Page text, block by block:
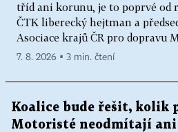
tříd ani korunu, je to poprvé od
ČTK liberecký hejtman a
Asociace krajů ČR pro dopravu
7. 8. 2026 ▪ 3 min. čtení
Koalice bude řešit, kolik
Motoristé neodmítají ani